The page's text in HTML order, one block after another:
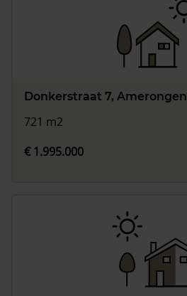
Donkerstraat 7, Amerongen
721 m2
€ 1.995.000